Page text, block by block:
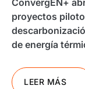
proyectos
de energía
LEER MÁS